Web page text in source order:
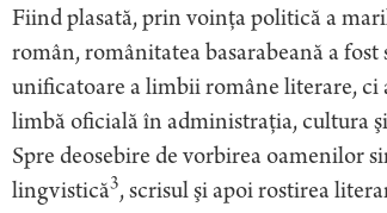
Fiind plasată, prin voinţa politică a
român, românitatea basarabeană a
unificatoare a limbii române literare, ci
limbă oficială în administraţia, cultura
Spre deosebire de vorbirea oamenilor
lingvistică3, scrisul şi apoi rostirea